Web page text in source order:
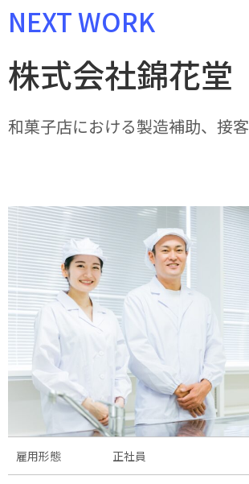
NEXT WORK
株式会社錦花堂
和菓子店における製造補助、接客
雇用形態 正社員